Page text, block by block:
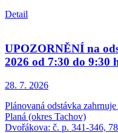
Detail
UPOZORNĚNÍ na
2026 od 7:30 do 9:30
28. 7. 2026
Plánovaná odstávka
Planá (okres Tachov)
Dvořákova: č. p. 341-346,